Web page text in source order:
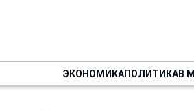
ЭКОНОМИКАПОЛИТИКАВ